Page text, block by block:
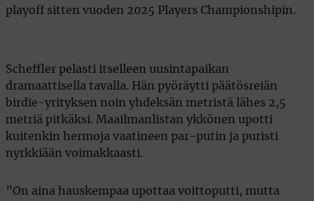
playoff sitten vuoden 2025 Players Championshipin.
Scheffler pelasti itselleen uusintapaikan
dramaattisella tavalla. Hän pyöräytti päätösreiän
birdie-yrityksen noin yhdeksän metristä lähes 2,5
metriä pitkäksi. Maailmanlistan ykkönen upotti
kuitenkin hermoja vaatineen par-putin ja puristi
nyrkkiään voimakkaasti.
”On aina hauskempaa upottaa voittoputti, mutta